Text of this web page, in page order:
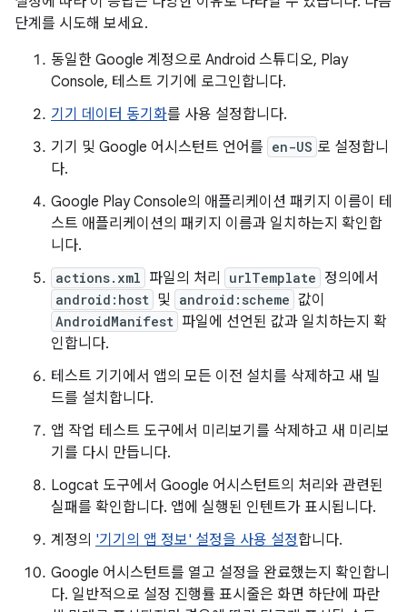
단계를 시도해 보세요.
동일한 Google 계정으로 Android 스튜디오, Play
Console, 테스트 기기에 로그인합니다.
기기 데이터 동기화를 사용 설정합니다.
기기 및 Google 어시스턴트 언어를 en-US 로 설정합니
다.
Google Play Console의 애플리케이션 패키지 이름이 테
스트 애플리케이션의 패키지 이름과 일치하는지 확인합
니다.
actions.xml 파일의 처리 urlTemplate 정의에서
android:host 및 android:scheme 값이
AndroidManifest 파일에 선언된 값과 일치하는지 확
인합니다.
테스트 기기에서 앱의 모든 이전 설치를 삭제하고 새 빌
드를 설치합니다.
앱 작업 테스트 도구에서 미리보기를 삭제하고 새 미리보
기를 다시 만듭니다.
Logcat 도구에서 Google 어시스턴트의 처리와 관련된
실패를 확인합니다. 앱에 실행된 인텐트가 표시됩니다.
계정의 '기기의 앱 정보' 설정을 사용 설정합니다.
Google 어시스턴트를 열고 설정을 완료했는지 확인합니
다. 일반적으로 설정 진행률 표시줄은 화면 하단에 파란